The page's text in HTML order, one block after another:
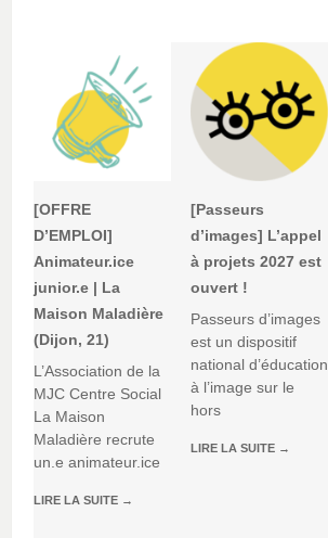
[OFFRE
D’EMPLOI]
Animateur.ice
junior.e | La
Maison Maladière
(Dijon, 21)
L’Association de la
MJC Centre Social
La Maison
Maladière recrute
un.e animateur.ice
LIRE LA SUITE →
[Passeurs
d’images] L’appel
à projets 2027 est
ouvert !
Passeurs d’images
est un dispositif
national d’éducation
à l’image sur le
hors
LIRE LA SUITE →